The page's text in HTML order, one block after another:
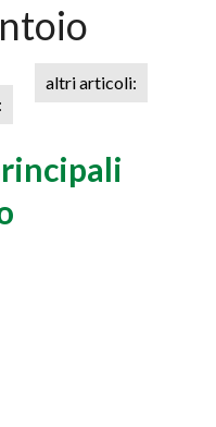
altri articoli: